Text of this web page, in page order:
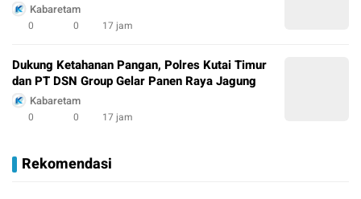
Kabaretam
0 0 17 jam
Dukung Ketahanan Pangan, Polres Kutai Timur
dan PT DSN Group Gelar Panen Raya Jagung
Kabaretam
0 0 17 jam
Rekomendasi